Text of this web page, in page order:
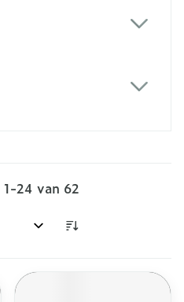
1-24 van 62